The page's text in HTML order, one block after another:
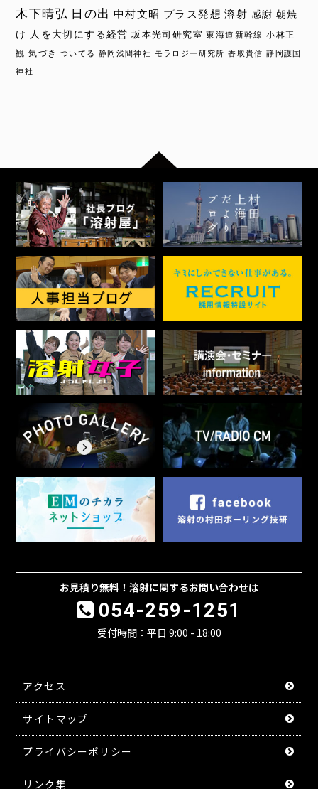
木下晴弘 日の出 中村文昭 プラス発想 溶射 感謝 朝焼
け 人を大切にする経営 坂本光司研究室 東海道新幹線 小林正
観 気づき ついてる 静岡浅間神社 モラロジー研究所 香取貴信 静岡護国
神社
お見積り無料！溶射に関するお問い合わせは
054-259-1251
受付時間：平日 9:00 - 18:00
アクセス
サイトマップ
プライバシーポリシー
リンク集